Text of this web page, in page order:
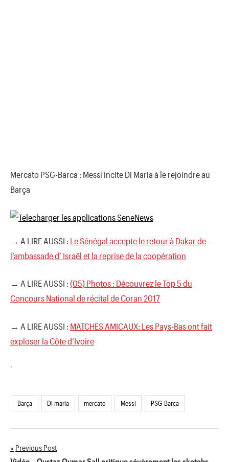
Mercato PSG-Barca : Messi incite Di Maria à le rejoindre au
Barça
→ A LIRE AUSSI : Le Sénégal accepte le retour à Dakar de
l’ambassade d’ Israël et la reprise de la coopération
→ A LIRE AUSSI : (05) Photos : Découvrez le Top 5 du
Concours National de récital de Coran 2017
→ A LIRE AUSSI : MATCHES AMICAUX: Les Pays-Bas ont fait
exploser la Côte d’Ivoire
'
Barça Di maria mercato Messi PSG-Barca
Previous Post